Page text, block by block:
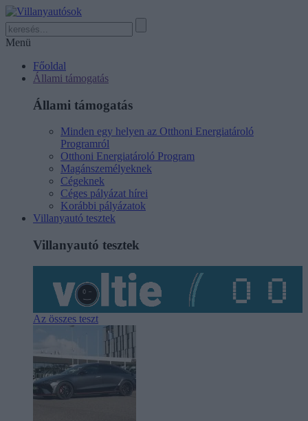
Menü
Főoldal
Állami támogatás
Állami támogatás
Minden egy helyen az Otthoni Energiatároló
Programról
Otthoni Energiatároló Program
Magánszemélyeknek
Cégeknek
Céges pályázat hírei
Korábbi pályázatok
Villanyautó tesztek
Villanyautó tesztek
Az összes teszt